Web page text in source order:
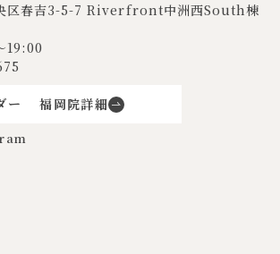
区春吉3-5-7Riverfront中洲西South棟
19:00
ー 福岡院詳細